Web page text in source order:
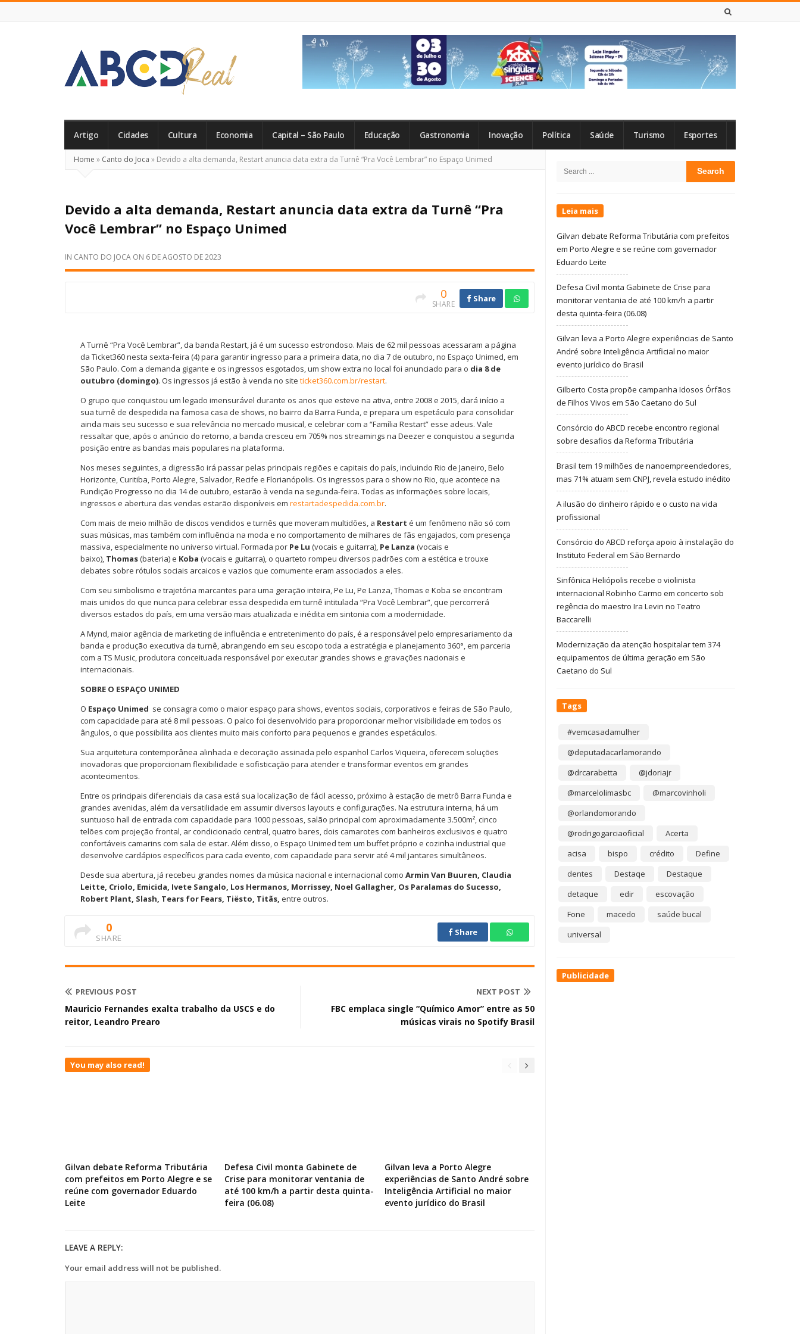
Real
Artigo Cidades Cultura Economia Capital – São Paulo Educação Gastronomia Inovação Política Saúde Turismo Esportes
Home » Canto do Joca » Devido a alta demanda, Restart anuncia data extra da Turnê “Pra Você Lembrar” no Espaço Unimed
Devido a alta demanda, Restart anuncia data extra da Turnê “Pra
Você Lembrar” no Espaço Unimed
IN CANTO DO JOCA ON 6 DE AGOSTO DE 2023
0
SHARE
Share
A Turnê “Pra Você Lembrar”, da banda Restart, já é um sucesso estrondoso. Mais de 62 mil pessoas acessaram a página
da Ticket360 nesta sexta-feira (4) para garantir ingresso para a primeira data, no dia 7 de outubro, no Espaço Unimed, em
São Paulo. Com a demanda gigante e os ingressos esgotados, um show extra no local foi anunciado para o dia 8 de
outubro (domingo). Os ingressos já estão à venda no site ticket360.com.br/restart.
O grupo que conquistou um legado imensurável durante os anos que esteve na ativa, entre 2008 e 2015, dará início a
sua turnê de despedida na famosa casa de shows, no bairro da Barra Funda, e prepara um espetáculo para consolidar
ainda mais seu sucesso e sua relevância no mercado musical, e celebrar com a “Família Restart” esse adeus. Vale
ressaltar que, após o anúncio do retorno, a banda cresceu em 705% nos streamings na Deezer e conquistou a segunda
posição entre as bandas mais populares na plataforma.
Nos meses seguintes, a digressão irá passar pelas principais regiões e capitais do país, incluindo Rio de Janeiro, Belo
Horizonte, Curitiba, Porto Alegre, Salvador, Recife e Florianópolis. Os ingressos para o show no Rio, que acontece na
Fundição Progresso no dia 14 de outubro, estarão à venda na segunda-feira. Todas as informações sobre locais,
ingressos e abertura das vendas estarão disponíveis em restartadespedida.com.br.
Com mais de meio milhão de discos vendidos e turnês que moveram multidões, a Restart é um fenômeno não só com
suas músicas, mas também com influência na moda e no comportamento de milhares de fãs engajados, com presença
massiva, especialmente no universo virtual. Formada por Pe Lu (vocais e guitarra), Pe Lanza (vocais e
baixo), Thomas(bateria) e Koba (vocais e guitarra), o quarteto rompeu diversos padrões com a estética e trouxe
debates sobre rótulos sociais arcaicos e vazios que comumente eram associados a eles.
Com seu simbolismo e trajetória marcantes para uma geração inteira, Pe Lu, Pe Lanza, Thomas e Koba se encontram
mais unidos do que nunca para celebrar essa despedida em turnê intitulada “Pra Você Lembrar”, que percorrerá
diversos estados do país, em uma versão mais atualizada e inédita em sintonia com a modernidade.
A Mynd, maior agência de marketing de influência e entretenimento do país, é a responsável pelo empresariamento da
banda e produção executiva da turnê, abrangendo em seu escopo toda a estratégia e planejamento 360°, em parceria
com a TS Music, produtora conceituada responsável por executar grandes shows e gravações nacionais e
internacionais.
SOBRE O ESPAÇO UNIMED
O Espaço Unimed se consagra como o maior espaço para shows, eventos sociais, corporativos e feiras de São Paulo,
com capacidade para até 8 mil pessoas. O palco foi desenvolvido para proporcionar melhor visibilidade em todos os
ângulos, o que possibilita aos clientes muito mais conforto para pequenos e grandes espetáculos.
Sua arquitetura contemporânea alinhada e decoração assinada pelo espanhol Carlos Viqueira, oferecem soluções
inovadoras que proporcionam flexibilidade e sofisticação para atender e transformar eventos em grandes
acontecimentos.
Entre os principais diferenciais da casa está sua localização de fácil acesso, próximo à estação de metrô Barra Funda e
grandes avenidas, além da versatilidade em assumir diversos layouts e configurações. Na estrutura interna, há um
suntuoso hall de entrada com capacidade para 1000 pessoas, salão principal com aproximadamente 3.500m², cinco
telões com projeção frontal, ar condicionado central, quatro bares, dois camarotes com banheiros exclusivos e quatro
confortáveis camarins com sala de estar. Além disso, o Espaço Unimed tem um buffet próprio e cozinha industrial que
desenvolve cardápios específicos para cada evento, com capacidade para servir até 4 mil jantares simultâneos.
Desde sua abertura, já recebeu grandes nomes da música nacional e internacional como Armin Van Buuren, Claudia
Leitte, Criolo, Emicida, Ivete Sangalo, Los Hermanos, Morrissey, Noel Gallagher, Os Paralamas do Sucesso,
Robert Plant, Slash, Tears for Fears, Tiësto, Titãs, entre outros.
0
SHARE
Share
PREVIOUS POST
Mauricio Fernandes exalta trabalho da USCS e do
reitor, Leandro Prearo
NEXT POST
FBC emplaca single “Químico Amor” entre as 50
músicas virais no Spotify Brasil
You may also read!
Gilvan debate Reforma Tributária
com prefeitos em Porto Alegre e se
reúne com governador Eduardo
Leite
Defesa Civil monta Gabinete de
Crise para monitorar ventania de
até 100 km/h a partir desta quinta-
feira (06.08)
Gilvan leva a Porto Alegre
experiências de Santo André sobre
Inteligência Artificial no maior
evento jurídico do Brasil
LEAVE A REPLY:
Your email address will not be published.
Sidebar
Search
Leia mais
Gilvan debate Reforma Tributária com prefeitos
em Porto Alegre e se reúne com governador
Eduardo Leite
Defesa Civil monta Gabinete de Crise para
monitorar ventania de até 100 km/h a partir
desta quinta-feira (06.08)
Gilvan leva a Porto Alegre experiências de Santo
André sobre Inteligência Artificial no maior
evento jurídico do Brasil
Gilberto Costa propõe campanha Idosos Órfãos
de Filhos Vivos em São Caetano do Sul
Consórcio do ABCD recebe encontro regional
sobre desafios da Reforma Tributária
Brasil tem 19 milhões de nanoempreendedores,
mas 71% atuam sem CNPJ, revela estudo inédito
A ilusão do dinheiro rápido e o custo na vida
profissional
Consórcio do ABCD reforça apoio à instalação do
Instituto Federal em São Bernardo
Sinfônica Heliópolis recebe o violinista
internacional Robinho Carmo em concerto sob
regência do maestro Ira Levin no Teatro
Baccarelli
Modernização da atenção hospitalar tem 374
equipamentos de última geração em São
Caetano do Sul
Tags
#vemcasadamulher
@deputadacarlamorando
@drcarabetta
@jdoriajr
@marcelolimasbc
@marcovinholi
@orlandomorando
@rodrigogarciaoficial
Acerta
acisa
bispo crédito
Define
dentes
Destaqe
Destaque
detaque
edir
escovação
Fone
macedo
saúde bucal
universal
Publicidade